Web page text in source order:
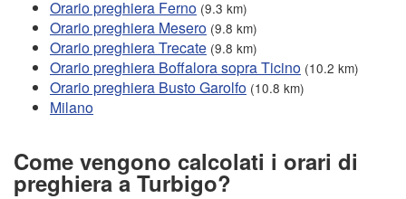
Orario preghiera Ferno (9.3 km)
Orario preghiera Mesero (9.8 km)
Orario preghiera Trecate (9.8 km)
Orario preghiera Boffalora sopra Ticino (10.2 km)
Orario preghiera Busto Garolfo (10.8 km)
Milano
Come vengono calcolati i orari di
preghiera a Turbigo?